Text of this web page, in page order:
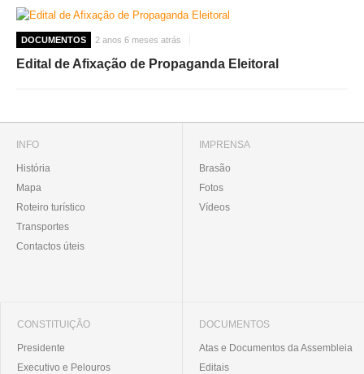
DOCUMENTOS 2 anos 6 meses atrás
Edital de Afixação de Propaganda Eleitoral
INFO
História
Mapa
Roteiro turístico
Transportes
Contactos úteis
IMPRENSA
Brasão
Fotos
Vídeos
CONSTITUIÇÃO
Presidente
Executivo e Pelouros
DOCUMENTOS
Atas e Documentos da Assembleia
Editais